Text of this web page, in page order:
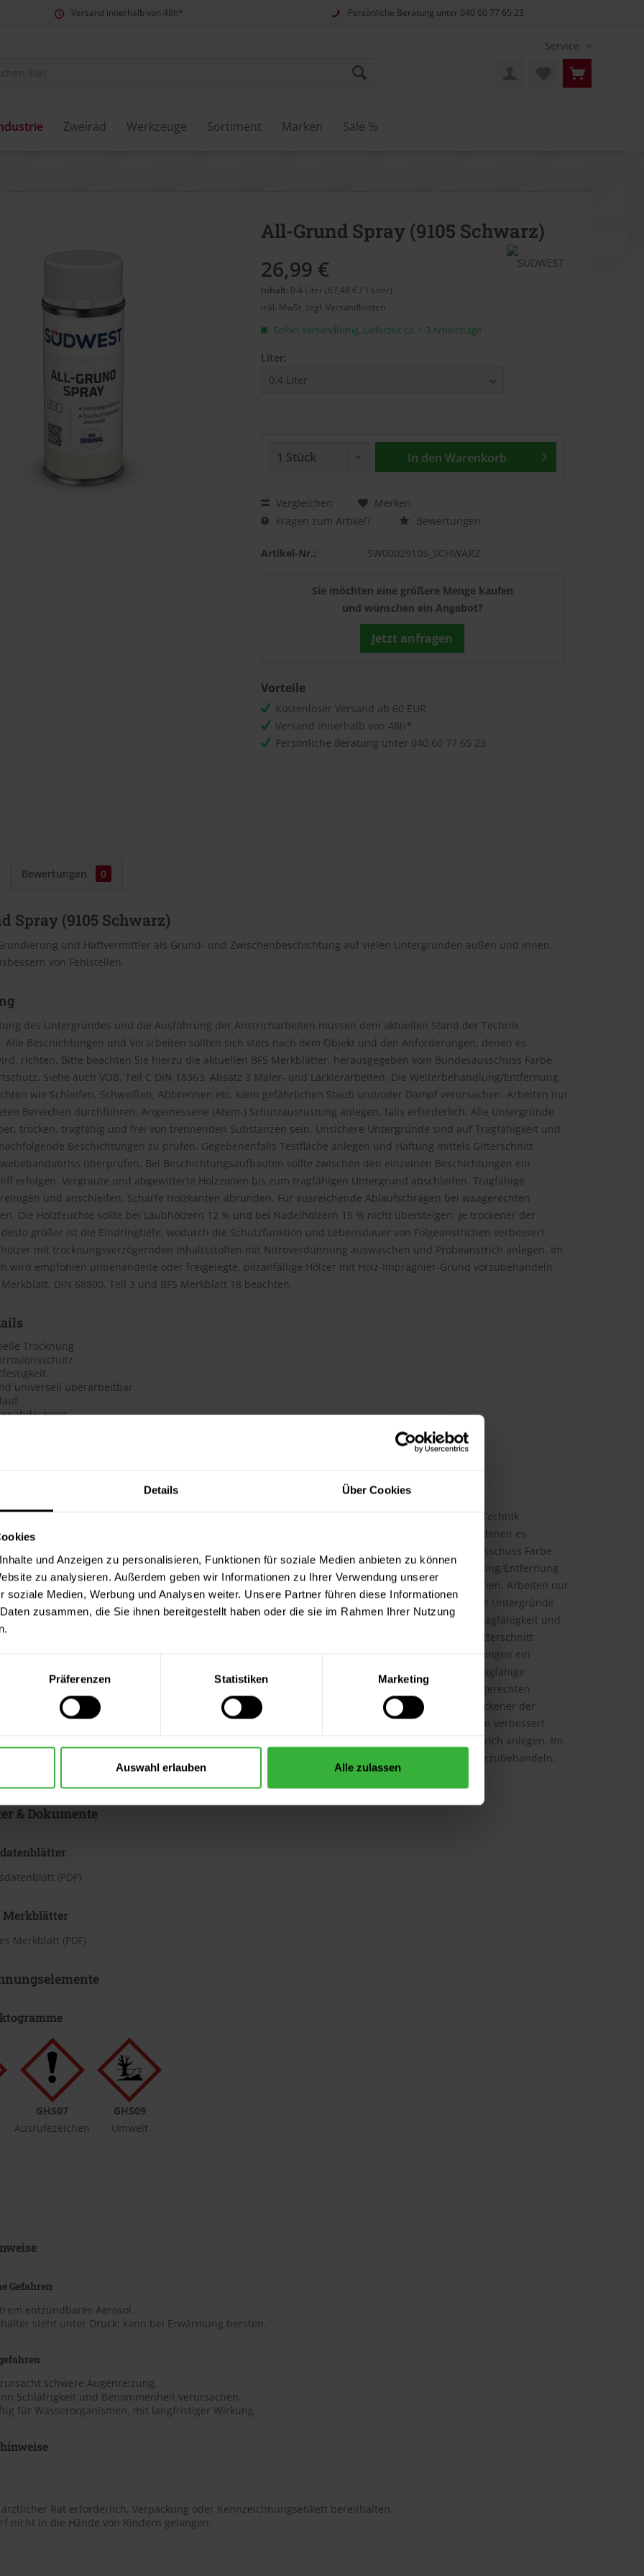
Details Über Cookies
und Anzeigen zu personalisieren, Funktionen für soziale Medien anbieten zu können
zu analysieren. Außerdem geben wir Informationen zu Ihrer Verwendung unserer
soziale Medien, Werbung und Analysen weiter. Unsere Partner führen diese Informationen
zusammen, die Sie ihnen bereitgestellt haben oder die sie im Rahmen Ihrer Nutzung
Präferenzen Statistiken Marketing
Auswahl erlauben Alle zulassen
Versand innerhalb von 48h* Persönliche Beratung unter 040 60 77 65 23
Service
Zweirad Werkzeuge Sortiment Marken Sale %
All-Grund Spray (9105 Schwarz)
26,99 €
Inhalt: 0.4 Liter (67,48 € / 1 Liter)
inkl. MwSt. zzgl. Versandkosten
Sofort versandfertig, Lieferzeit ca. 1-3 Arbeitstage
Liter:
In den Warenkorb
Vergleichen
Merken
Fragen zum Artikel?
Bewertungen
Artikel-Nr.: SW00029105_SCHWARZ
Sie möchten eine größere Menge kaufen
und wünschen ein Angebot?
Jetzt anfragen
Vorteile
Kostenloser Versand ab 60 EUR
Versand innerhalb von 48h*
Persönliche Beratung unter 040 60 77 65 23
Bewertungen 0
Spray (9105 Schwarz)
und Haftvermittler als Grund- und Zwischenbeschichtung auf vielen Untergründen außen und innen.
von Fehlstellen.
des Untergrundes und die Ausführung der Anstricharbeiten müssen dem aktuellen Stand der Technik
Alle Beschichtungen und Vorarbeiten sollten sich stets nach dem Objekt und den Anforderungen, denen es
richten. Bitte beachten Sie hierzu die aktuellen BFS Merkblätter, herausgegeben vom Bundesausschuss Farbe
Siehe auch VOB, Teil C DIN 18363, Absatz 3 Maler- und Lackierarbeiten. Die Weiterbehandlung/Entfernung
wie Schleifen, Schweißen, Abbrennen etc. kann gefährlichen Staub und/oder Dampf verursachen. Arbeiten nur
Bereichen durchführen. Angemessene (Atem-) Schutzausrüstung anlegen, falls erforderlich. Alle Untergründe
trocken, tragfähig und frei von trennenden Substanzen sein. Unsichere Untergründe sind auf Tragfähigkeit und
Beschichtungen zu prüfen. Gegebenenfalls Testfläche anlegen und Haftung mittels Gitterschnitt
überprüfen. Bei Beschichtungsaufbauten sollte zwischen den einzelnen Beschichtungen ein
erfolgen. Vergraute und abgewitterte Holzzonen bis zum tragfähigen Untergrund abschleifen. Tragfähige
und anschleifen. Scharfe Holzkanten abrunden. Für ausreichende Ablaufschrägen bei waagerechten
Die Holzfeuchte sollte bei Laubhölzern 12 % und bei Nadelhölzern 15 % nicht übersteigen. Je trockener der
größer ist die Eindringtiefe, wodurch die Schutzfunktion und Lebensdauer von Folgeanstrichen verbessert
mit trocknungsverzögernden Inhaltsstoffen mit Nitroverdünnung auswaschen und Probeanstrich anlegen. Im
wird empfohlen unbehandelte oder freigelegte, pilzanfällige Hölzer mit Holz-Imprägnier-Grund vorzubehandeln.
DIN 68800, Teil 3 und BFS Merkblatt 18 beachten.
Trocknung
universell überarbeitbar
Matt
des Untergrundes und die Ausführung der Anstricharbeiten müssen dem aktuellen Stand der Technik
Alle Beschichtungen und Vorarbeiten sollten sich stets nach dem Objekt und den Anforderungen, denen es
richten. Bitte beachten Sie hierzu die aktuellen BFS Merkblätter, herausgegeben vom Bundesausschuss Farbe
Siehe auch VOB, Teil C DIN 18363, Absatz 3 Maler- und Lackierarbeiten. Die Weiterbehandlung/Entfernung
wie Schleifen, Schweißen, Abbrennen etc. kann gefährlichen Staub und/oder Dampf verursachen. Arbeiten nur
Bereichen durchführen. Angemessene (Atem-) Schutzausrüstung anlegen, falls erforderlich. Alle Untergründe
trocken, tragfähig und frei von trennenden Substanzen sein. Unsichere Untergründe sind auf Tragfähigkeit und
Beschichtungen zu prüfen. Gegebenenfalls Testfläche anlegen und Haftung mittels Gitterschnitt
überprüfen. Bei Beschichtungsaufbauten sollte zwischen den einzelnen Beschichtungen ein
erfolgen. Vergraute und abgewitterte Holzzonen bis zum tragfähigen Untergrund abschleifen. Tragfähige
und anschleifen. Scharfe Holzkanten abrunden. Für ausreichende Ablaufschrägen bei waagerechten
Die Holzfeuchte sollte bei Laubhölzern 12 % und bei Nadelhölzern 15 % nicht übersteigen. Je trockener der
desto größer ist die Eindringtiefe, wodurch die Schutzfunktion und Lebensdauer von Folgeanstrichen verbessert
mit trocknungsverzögernden Inhaltsstoffen mit Nitroverdünnung auswaschen und Probeanstrich anlegen. Im
wird empfohlen unbehandelte oder freigelegte, pilzanfällige Hölzer mit Holz-Imprägnier-Grund vorzubehandeln.
DIN 68800, Teil 3 und BFS Merkblatt 18 beachten.
& Dokumente
(PDF)
Merkblätter
Merkblatt (PDF)
GHS07
Ausrufezeichen
GHS09
Umwelt
Gefahren
entzündbares Aerosol.
steht unter Druck: kann bei Erwärmung bersten.
schwere Augenreizung.
Schläfrigkeit und Benommenheit verursachen.
für Wasserorganismen, mit langfristiger Wirkung.
ärztlicher Rat erforderlich, Verpackung oder Kennzeichnungsetikett bereithalten.
nicht in die Hände von Kindern gelangen.